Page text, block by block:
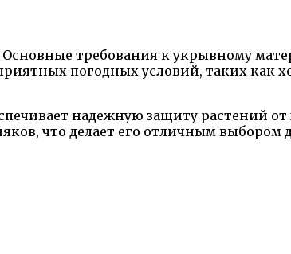
требования к укрывному
погодных условий, таких как
надежную защиту растений от
что делает его отличным выбором